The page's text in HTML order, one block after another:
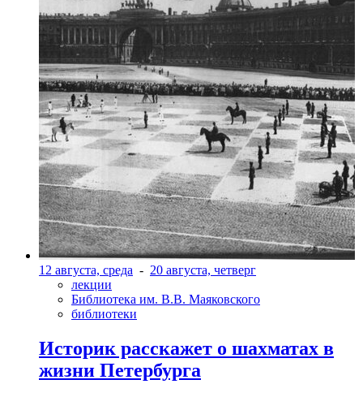
12 августа, среда - 20 августа, четверг
лекции
Библиотека им. В.В. Маяковского
библиотеки
Историк расскажет о шахматах в
жизни Петербурга